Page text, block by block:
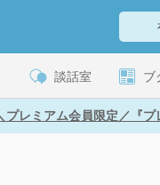
談話室 ブ
プレミアム会員限定／『